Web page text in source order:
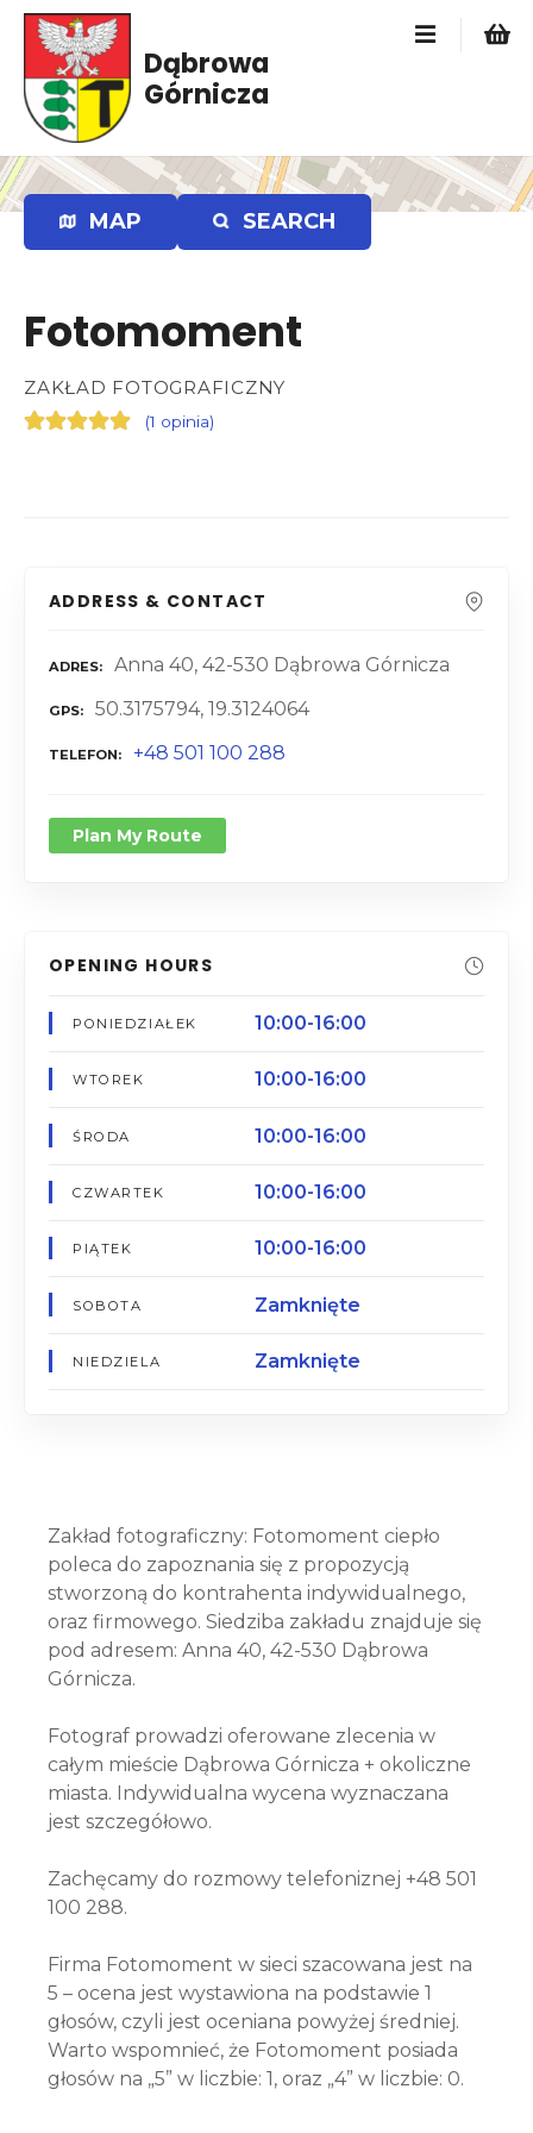
d
ź
d
Dąbrowa
Górnicza
MAP SEARCH
Fotomoment
ZAKŁAD FOTOGRAFICZNY
(1 opinia)
ADDRESS & CONTACT
ADRES Anna 40, 42-530 Dąbrowa Górnicza
GPS 50.3175794, 19.3124064
TELEFON +48 501 100 288
Plan My Route
OPENING HOURS
PONIEDZIAŁEK 10:00-16:00
WTOREK 10:00-16:00
ŚRODA 10:00-16:00
CZWARTEK 10:00-16:00
PIĄTEK 10:00-16:00
SOBOTA Zamknięte
NIEDZIELA Zamknięte
Zakład fotograficzny: Fotomoment ciepło
poleca do zapoznania się z propozycją
stworzoną do kontrahenta indywidualnego,
oraz firmowego. Siedziba zakładu znajduje się
pod adresem: Anna 40, 42-530 Dąbrowa
Górnicza.
Fotograf prowadzi oferowane zlecenia w
całym mieście Dąbrowa Górnicza + okoliczne
miasta. Indywidualna wycena wyznaczana
jest szczegółowo.
Zachęcamy do rozmowy telefoniznej +48 501
100 288.
Firma Fotomoment w sieci szacowana jest na
5 – ocena jest wystawiona na podstawie 1
głosów, czyli jest oceniana powyżej średniej.
Warto wspomnieć, że Fotomoment posiada
głosów na „5” w liczbie: 1, oraz „4” w liczbie: 0.